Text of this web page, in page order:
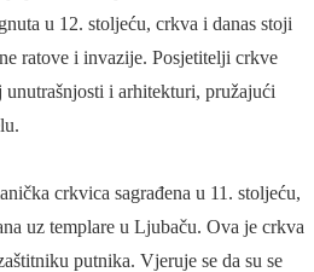
u 12. stoljeću, crkva i danas stoji
ratove i invazije. Posjetitelji crkve
i arhitekturi, pružajući
crkvica sagrađena u 11. stoljeću,
uz templare u Ljubaču. Ova je crkva
putnika. Vjeruje se da su se